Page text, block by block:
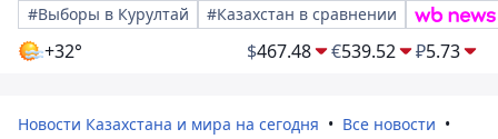
#Выборы в Курултай
#Казахстан в сравнении
+32° $467.48 €539.52 ₽5.73
Новости Казахстана и мира на сегодня
Все новости